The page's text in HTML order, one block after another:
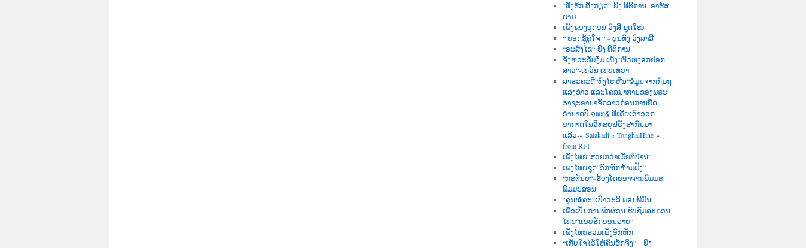
“ທັງຮັກ ທັງກຽດ“-ຍິງ ທິຕິການ -ອາຮ໌ສ
ຍາມ
ເພັງຂອງອຸດອນ ວົງສີ ຊຸດໃໝ່
“ ຍອດຊູ້ຄູ່ໃຈ “ – ບຸນທົງ ວົງສາລີ
“ອະສົງໄຂ“-ຍີງ ທິຕິການ
ຈັງຫວະຂັບງື່ມ ເພັງ“ຫົວຫງອກຢອກ
ສາວ“-ເທວັນ ເທບເທວາ
ສາຣະຄະດີ“ທົ່ງໄຫຫີນ“ຂໍ່ມູນຈາກກົມຖ
ແລງຂ່າວ ແລະໂຄສນາການຂອງພຣະ
ຮາຊະອານາຈັກລາວກ່ອນການຍຶດ
ອຳນາດປີ ໑໙໗໕ ທີເຄີຍເອົາອອກ
ອາກາດໃນວິທະຍຸຝຣັ່ງສາກົນມາ
ແລ້ວ-« Salakadi « TonghaiHine »
from RFI
ເພັງໄທຍ“ສວຍກວ່າເມັຍທີ່ບ້ານ“
ເພງໄທຍຊຸດ“ອົກຫັກຫ້າມຟັງ“
“ກະຕັນຍູ“–ຮ້ອງໂດຍອາຈານພົມມະ
ພິມມະສອນ
“ຄຸນໝໍຄະ“ເປົາວະລີ ພອນພິມົນ
ເພື່ອເປັນການພັກຜ່ອນ ຮັບຊົມລະຄອນ
ໄທຍ“ແອບຮັກອອນລາຍ“
ເພັງໄທຍຣວມເພັງອົກຫັກ
“ເກັບໃຈໄວ້ໃຫ້ຄົນຮັກຈີງ“ – ຍີງ